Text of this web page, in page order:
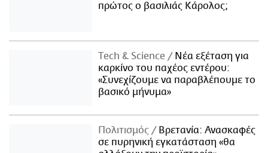
πρώτος ο βασιλιάς Κάρολος;
Τech & Science
Νέα εξέταση για
καρκίνο του παχέος εντέρου:
«Συνεχίζουμε να παραβλέπουμε το
βασικό μήνυμα»
Πολιτισμός
Βρετανία: Ανασκαφές
σε πυρηνική εγκατάσταση «θα